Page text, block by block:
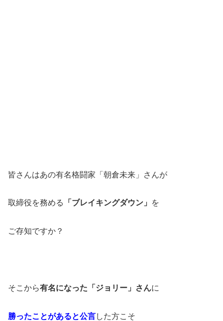
皆さんはあの有名格闘家「朝倉未来」さんが
取締役を務める 「ブレイキングダウン」 を
ご存知ですか？
そこから有名になった「ジョリー」さんに
勝ったことがあると公言した方こそ